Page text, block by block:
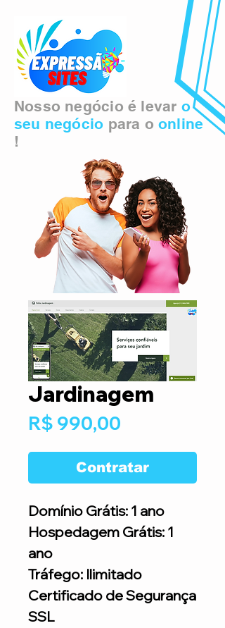
Nosso negócio é levar o
seu negócio para o online
!
Jardinagem
R$ 990,00
Contratar
Domínio Grátis: 1 ano
Hospedagem Grátis: 1
ano
Tráfego: Ilimitado
Certificado de Segurança
SSL